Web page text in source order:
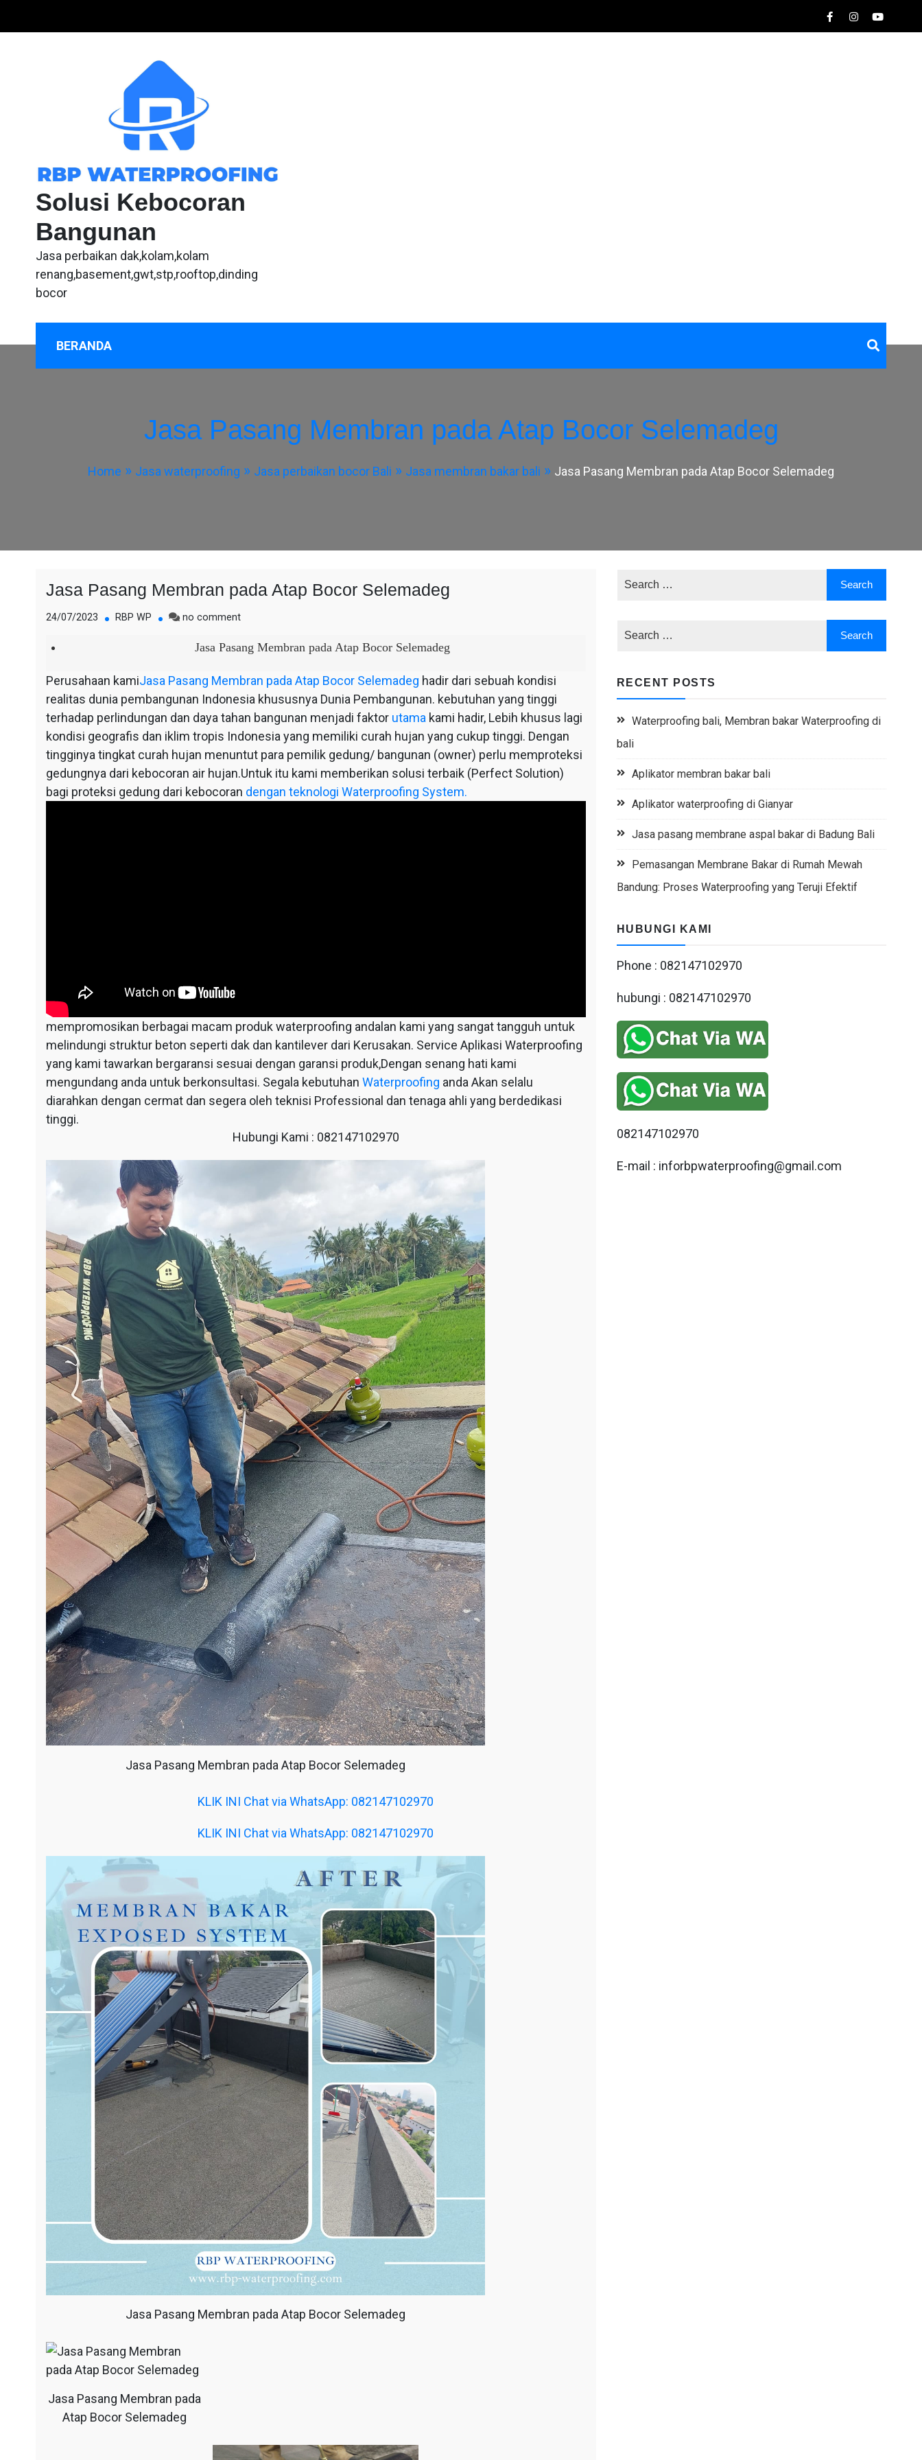
Solusi Kebocoran
Bangunan
Jasa perbaikan dak,kolam,kolam
renang,basement,gwt,stp,rooftop,dinding
bocor
BERANDA
Jasa Pasang Membran pada Atap Bocor Selemadeg
Home Jasa waterproofing Jasa perbaikan bocor Bali Jasa membran bakar bali Jasa Pasang Membran pada Atap Bocor Selemadeg
Jasa Pasang Membran pada Atap Bocor Selemadeg
24/07/2023 RBP WP no commenton
Pasang
pada
Atap
Bocor
Selemadeg
Jasa Pasang Membran pada Atap Bocor Selemadeg
Perusahaan kamiJasa Pasang Membran pada Atap Bocor Selemadeg hadir dari sebuah kondisi
realitas dunia pembangunan Indonesia khususnya Dunia Pembangunan. kebutuhan yang tinggi
terhadap perlindungan dan daya tahan bangunan menjadi faktor utama kami hadir, Lebih khusus lagi
kondisi geografis dan iklim tropis Indonesia yang memiliki curah hujan yang cukup tinggi. Dengan
tingginya tingkat curah hujan menuntut para pemilik gedung/ bangunan (owner) perlu memproteksi
gedungnya dari kebocoran air hujan.Untuk itu kami memberikan solusi terbaik (Perfect Solution)
bagi proteksi gedung dari kebocoran dengan teknologi Waterproofing System.
mempromosikan berbagai macam produk waterproofing andalan kami yang sangat tangguh untuk
melindungi struktur beton seperti dak dan kantilever dari Kerusakan. Service Aplikasi Waterproofing
yang kami tawarkan bergaransi sesuai dengan garansi produk,Dengan senang hati kami
mengundang anda untuk berkonsultasi. Segala kebutuhan Waterproofing anda Akan selalu
diarahkan dengan cermat dan segera oleh teknisi Professional dan tenaga ahli yang berdedikasi
tinggi.
Hubungi Kami : 082147102970
Jasa Pasang Membran pada Atap Bocor Selemadeg
KLIK INI Chat via WhatsApp: 082147102970
KLIK INI Chat via WhatsApp: 082147102970
Jasa Pasang Membran pada Atap Bocor Selemadeg
Jasa Pasang Membran pada
Atap Bocor Selemadeg
RECENT POSTS
Waterproofing bali, Membran bakar Waterproofing di
bali
Aplikator membran bakar bali
Aplikator waterproofing di Gianyar
Jasa pasang membrane aspal bakar di Badung Bali
Pemasangan Membrane Bakar di Rumah Mewah
Bandung: Proses Waterproofing yang Teruji Efektif
HUBUNGI KAMI
Phone : 082147102970
hubungi : 082147102970
082147102970
E-mail : inforbpwaterproofing@gmail.com